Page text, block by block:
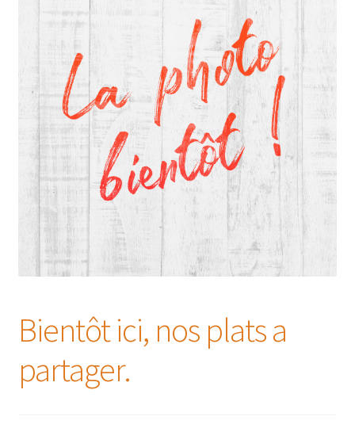
Bientôt ici, nos plats a
partager.